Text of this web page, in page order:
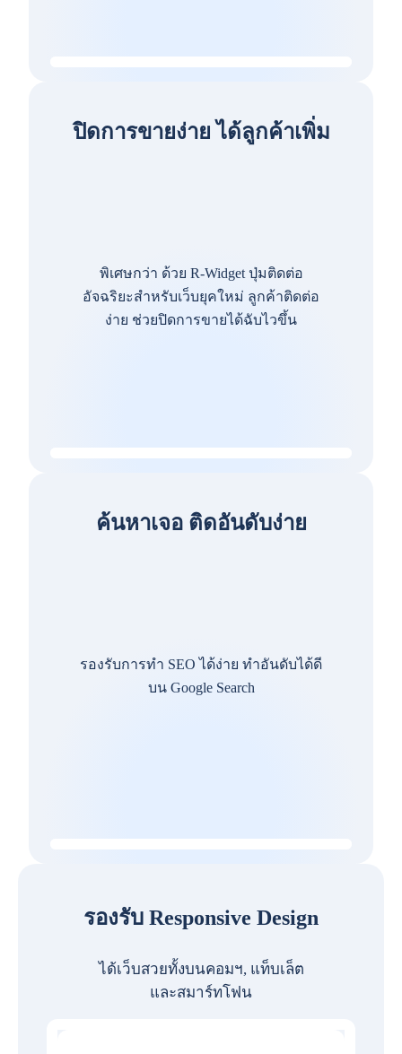
ปิดการขายง่าย ได้ลูกค้าเพิ่ม
พิเศษกว่า ด้วย R-Widget ปุ่มติดต่อ
อัจฉริยะสำหรับเว็บยุคใหม่ ลูกค้าติดต่อ
ง่าย ช่วยปิดการขายได้ฉับไวขึ้น
ค้นหาเจอ ติดอันดับง่าย
รองรับการทำ SEO ได้ง่าย ทำอันดับได้ดี
บน Google Search
รองรับ Responsive Design
ได้เว็บสวยทั้งบนคอมฯ, แท็บเล็ต
และสมาร์ทโฟน